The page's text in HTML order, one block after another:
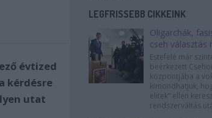
évtized
kérdésre
utat
LEGFRISSEBB CIKKEINK
Oligarchák,
cseh választás
Estefelé már
beérkezett
központjába a
kimondhatjuk,
elitek” ellen
rendszerváltás